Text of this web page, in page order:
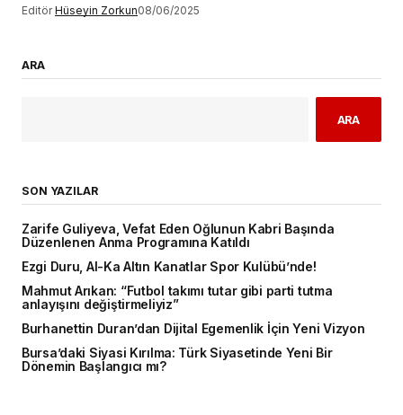
Editör Hüseyin Zorkun08/06/2025
ARA
ARA
SON YAZILAR
Zarife Guliyeva, Vefat Eden Oğlunun Kabri Başında
Düzenlenen Anma Programına Katıldı
Ezgi Duru, Al-Ka Altın Kanatlar Spor Kulübü’nde!
Mahmut Arıkan: “Futbol takımı tutar gibi parti tutma
anlayışını değiştirmeliyiz”
Burhanettin Duran’dan Dijital Egemenlik İçin Yeni Vizyon
Bursa’daki Siyasi Kırılma: Türk Siyasetinde Yeni Bir
Dönemin Başlangıcı mı?